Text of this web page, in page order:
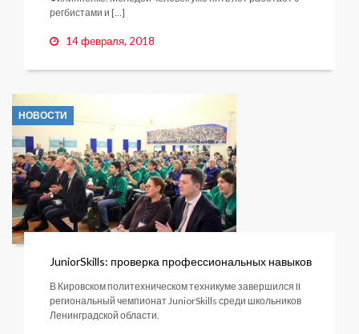
регбистами и […]
14 февраля, 2018
НОВОСТИ
JuniorSkills: проверка профессиональных навыков
В Кировском политехническом техникуме завершился II
региональный чемпионат JuniorSkills среди школьников
Ленинградской области.